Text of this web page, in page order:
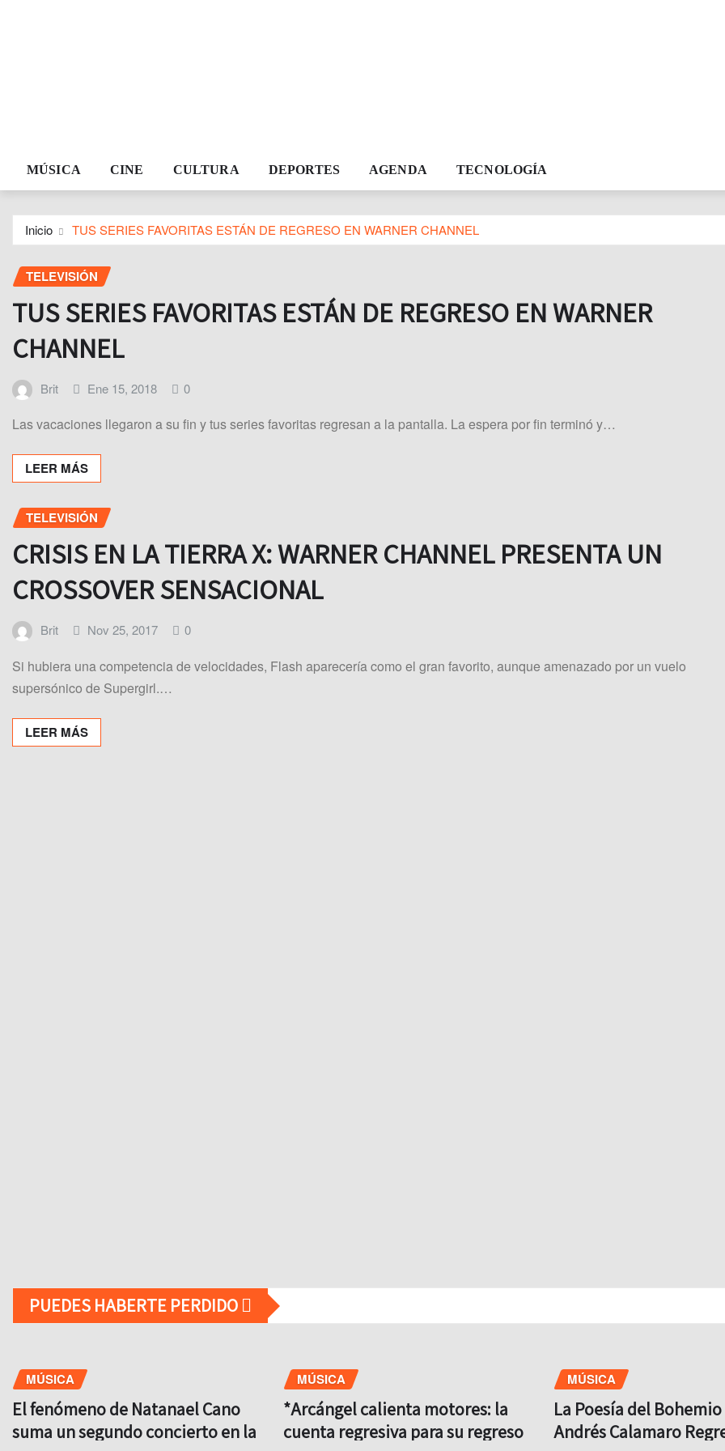
MÚSICA CINE CULTURA DEPORTES AGENDA TECNOLOGÍA
Inicio TUS SERIES FAVORITAS ESTÁN DE REGRESO EN WARNER CHANNEL
TELEVISIÓN
TUS SERIES FAVORITAS ESTÁN DE REGRESO EN WARNER
CHANNEL
Brit Ene 15, 2018 0
Las vacaciones llegaron a su fin y tus series favoritas regresan a la pantalla. La espera por fin terminó y…
LEER MÁS
TELEVISIÓN
CRISIS EN LA TIERRA X: WARNER CHANNEL PRESENTA UN
CROSSOVER SENSACIONAL
Brit Nov 25, 2017 0
Si hubiera una competencia de velocidades, Flash aparecería como el gran favorito, aunque amenazado por un vuelo
supersónico de Supergirl.…
LEER MÁS
PUEDES HABERTE PERDIDO
MÚSICA
El fenómeno de Natanael Cano
suma un segundo concierto en la
MÚSICA
*Arcángel calienta motores: la
cuenta regresiva para su regreso
MÚSICA
La Poesía del
Andrés Calamaro